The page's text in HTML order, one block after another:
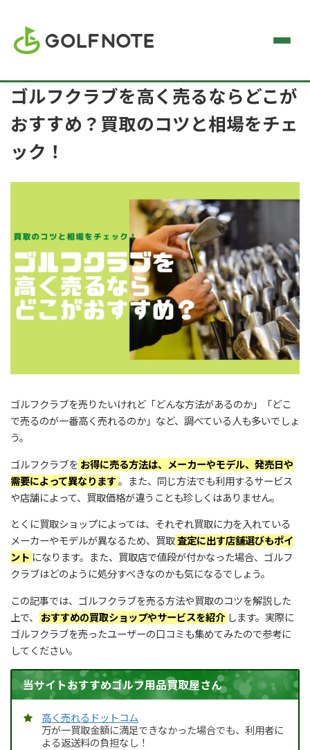
ゴルフクラブを高く売るならどこが
おすすめ？買取のコツと相場をチェ
ック！
ゴルフクラブを売りたいけれど「どんな方法があるのか」「どこ
で売るのが一番高く売れるのか」など、調べている人も多いでしょ
う。
ゴルフクラブを お得に売る方法は、メーカーやモデル、発売日や
需要によって異なります。また、同じ方法でも利用するサービス
や店舗によって、買取価格が違うことも珍しくはありません。
とくに買取ショップによっては、それぞれ買取に力を入れている
メーカーやモデルが異なるため、買取査定に出す店舗選びもポイ
ント になります。また、買取店で値段が付かなった場合、ゴルフ
クラブはどのように処分すべきなのかも気になるでしょう。
この記事では、ゴルフクラブを売る方法や買取のコツを解説した
上で、
おすすめの買取ショップやサービスを紹介 します。実際に
ゴルフクラブを売ったユーザーの口コミも集めてみたので参考に
してください。
当サイトおすすめゴルフ用品買取屋さん
高く売れるドットコム
万が一買取金額に満足できなかった場合でも、利用者に
よる返送料の負担なし！